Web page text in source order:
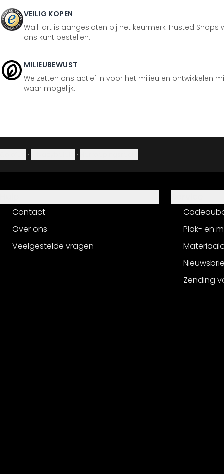
VEILIG KOPEN
Wall-art is aangesloten bij het keurmerk Trusted Shops
ons kunt bestellen.
MILIEUBEWUST
We zetten ons actief in voor het milieu en ontwikkelen
waar mogelijk.
· ·
Contact
Over ons
Veelgestelde vragen
Plak- en
Zending